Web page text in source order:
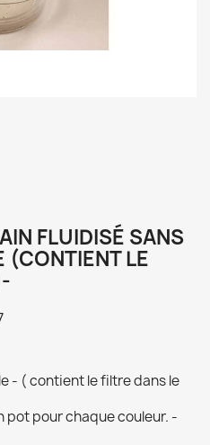
FLUIDISÉ SANS
(CONTIENT LE
- ( contient le filtre dans le
pour chaque couleur. -